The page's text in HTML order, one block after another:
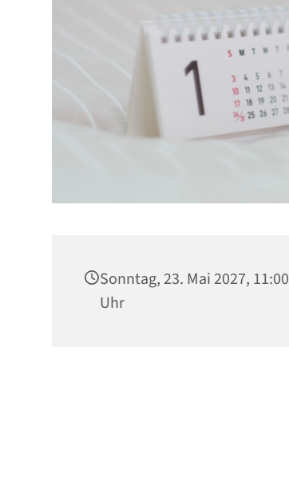
Sonntag, 23. Mai 2027, 11:00
Uhr